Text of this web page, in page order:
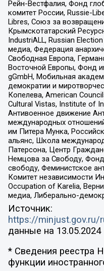
Рейн-Вестфалия, Фонд
комитет России, Russie-
Libres, Союз за
Крымскотатарский
IndustriALL, Russian
медиа, Федерация
Свободная Европа,
Восточной Европы, Фонд
gGmbH, Мобильная
демократии и
Копелева, American
Cultural Vistas, Institute of
Антивоенное движение
международных
им Питера Мунка,
альянс, Школа
Патерсона, Центр
Немцова за Свободу,
свободу, Феминистское
Комитет независимости
Occupation of Karelia,
медиа, Либерально-
Источник:
https://
данные на 13.05.2024
* Сведения реестра
функции